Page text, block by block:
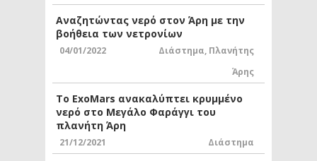
Αναζητώντας νερό στον Άρη με την
βοήθεια των νετρονίων
04/01/2022 Διάστημα, Πλανήτης
Άρης
Το ExoMars ανακαλύπτει κρυμμένο
νερό στο Μεγάλο Φαράγγι του
πλανήτη Άρη
21/12/2021 Διάστημα